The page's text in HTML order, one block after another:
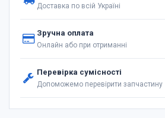
Доставка по всій Україні
Зручна оплата
Онлайн або при отриманні
Перевірка сумісності
Допоможемо перевірити запчастину